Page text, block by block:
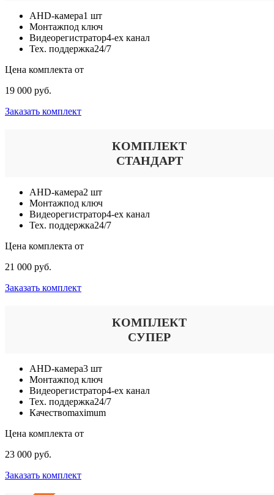
AHD-камера1 шт
Монтажпод ключ
Видеорегистратор4-ех канал
Тех. поддержка24/7
Цена комплекта от
19 000 руб.
Заказать комплект
КОМПЛЕКТ
СТАНДАРТ
AHD-камера2 шт
Монтажпод ключ
Видеорегистратор4-ех канал
Тех. поддержка24/7
Цена комплекта от
21 000 руб.
Заказать комплект
КОМПЛЕКТ
СУПЕР
AHD-камера3 шт
Монтажпод ключ
Видеорегистратор4-ех канал
Тех. поддержка24/7
Качествоmaximum
Цена комплекта от
23 000 руб.
Заказать комплект